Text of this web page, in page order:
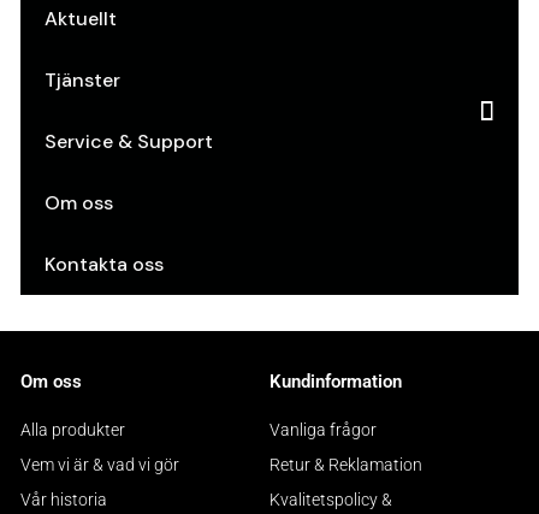
Aktuellt
Tjänster
Service & Support
Om oss
Kontakta oss
Om oss
Alla produkter
Vem vi är & vad vi gör
Vår historia
Kundinformation
Vanliga frågor
Retur & Reklamation
Kvalitetspolicy &